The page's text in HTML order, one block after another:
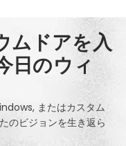
ムドアを入
日のウィ
またはカスタム
のビジョンを生き返ら